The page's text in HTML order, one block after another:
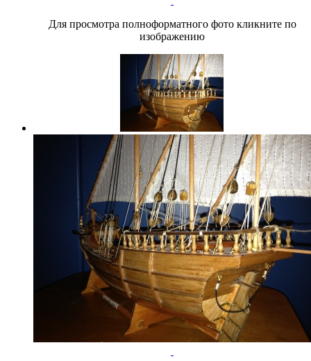
Для просмотра полноформатного фото кликните по
изображению